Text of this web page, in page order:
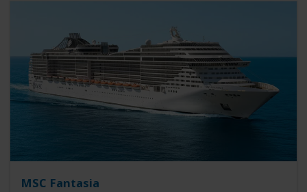
MSC Fantasia